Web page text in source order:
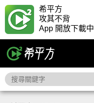
希平方
攻其不背
App 開放下載中